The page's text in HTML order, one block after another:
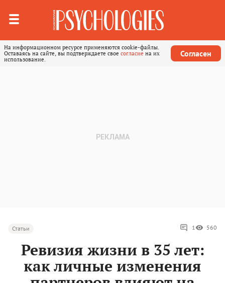
На информационном ресурсе применяются cookie-файлы.
Оставаясь на сайте, вы подтверждаете свое согласие на их
использование.
Согласен
Статьи 1 560
Ревизия жизни в 35 лет:
как личные изменения